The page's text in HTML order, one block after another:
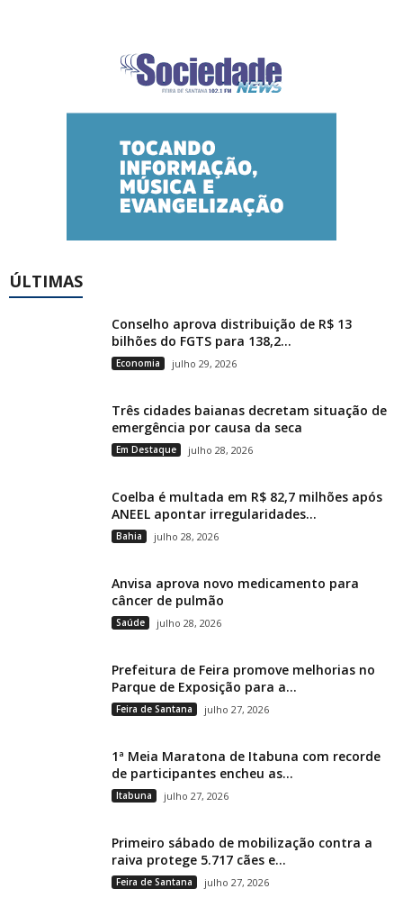
ÚLTIMAS
Conselho aprova distribuição de R$ 13
bilhões do FGTS para 138,2...
Economia julho 29, 2026
Três cidades baianas decretam situação de
emergência por causa da seca
Em Destaque julho 28, 2026
Coelba é multada em R$ 82,7 milhões após
ANEEL apontar irregularidades...
Bahia julho 28, 2026
Anvisa aprova novo medicamento para
câncer de pulmão
Saúde julho 28, 2026
Prefeitura de Feira promove melhorias no
Parque de Exposição para a...
Feira de Santana julho 27, 2026
1ª Meia Maratona de Itabuna com recorde
de participantes encheu as...
Itabuna julho 27, 2026
Primeiro sábado de mobilização contra a
raiva protege 5.717 cães e...
Feira de Santana julho 27, 2026